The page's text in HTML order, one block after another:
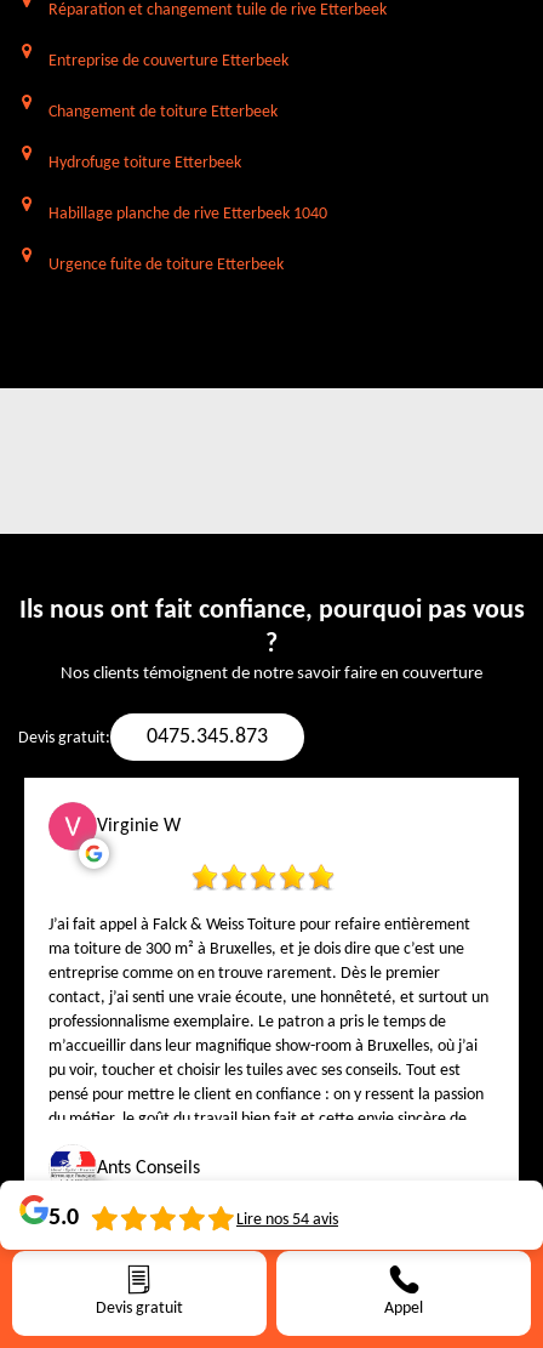
Devis gratuit Appel
Réparation et changement tuile de rive Etterbeek
Entreprise de couverture Etterbeek
Changement de toiture Etterbeek
Hydrofuge toiture Etterbeek
Habillage planche de rive Etterbeek 1040
Urgence fuite de toiture Etterbeek
Ils nous ont fait confiance, pourquoi pas vous
?
Nos clients témoignent de notre savoir faire en couverture
Devis gratuit: 0475.345.873
Virginie W
J’ai fait appel à Falck & Weiss Toiture pour refaire entièrement
ma toiture de 300 m² à Bruxelles, et je dois dire que c’est une
entreprise comme on en trouve rarement. Dès le premier
contact, j’ai senti une vraie écoute, une honnêteté, et surtout un
professionnalisme exemplaire. Le patron a pris le temps de
m’accueillir dans leur magnifique show-room à Bruxelles, où j’ai
pu voir, toucher et choisir les tuiles avec ses conseils. Tout est
pensé pour mettre le client en confiance : on y ressent la passion
du métier, le goût du travail bien fait et cette envie sincère de
satisfaire chaque client. Sur le chantier, l’équipe a travaillé avec
soin, propreté et précision. Chaque détail a été respecté, chaque
toiture splendide, solide et élégante — et surtout la tranquillité
professionnels de Bruxelles. Si vous cherchez une entreprise de
toiture digne de confiance, avec un show-room où l’on vous
conseille vraiment, Falck & Weiss Toiture est sans hésiter la
meilleure adresse de Bruxelles. Falck & Weiss Toiture – là où la
Ants Conseils
Travail sérieux, je recommande. Merci pour les travaux
5.0 Lire nos 54 avis